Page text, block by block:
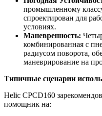
промышленному
спроектирован для
условиях.
Маневренность:
комбинированная с
радиусом поворота,
маневрирование на
Типичные сценарии
Helic CPCD160
помощник на: